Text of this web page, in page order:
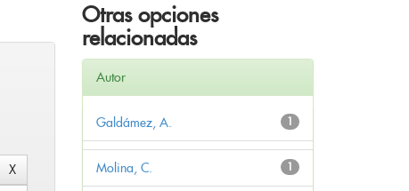
Otras opciones
relacionadas
Autor
1
Galdámez, A.
1
Molina, C.